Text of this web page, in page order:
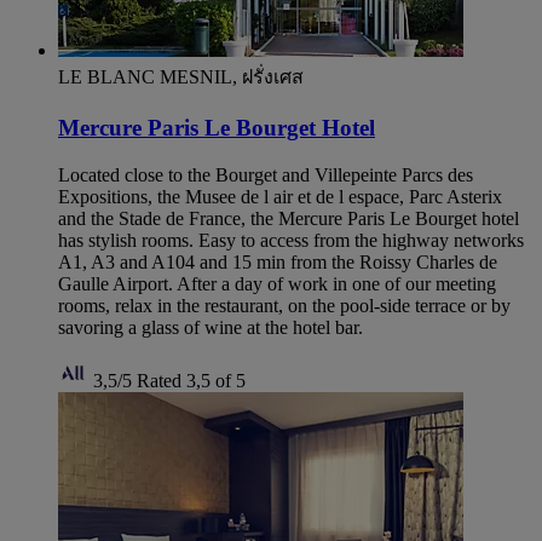
LE BLANC MESNIL, ฝรั่งเศส
Mercure Paris Le Bourget Hotel
Located close to the Bourget and Villepeinte Parcs des
Expositions, the Musee de l air et de l espace, Parc Asterix
and the Stade de France, the Mercure Paris Le Bourget hotel
has stylish rooms. Easy to access from the highway networks
A1, A3 and A104 and 15 min from the Roissy Charles de
Gaulle Airport. After a day of work in one of our meeting
rooms, relax in the restaurant, on the pool-side terrace or by
savoring a glass of wine at the hotel bar.
3,5/5 Rated 3,5 of 5